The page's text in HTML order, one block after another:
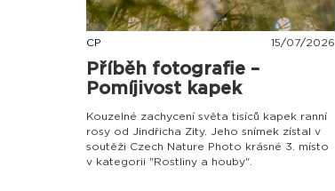
CP 15/07/2026
Příběh fotografie –
Pomíjivost kapek
Kouzelné zachycení světa tisíců kapek ranní
rosy od Jindřicha Zity. Jeho snímek zístal v
soutěži Czech Nature Photo krásné 3. místo
v kategorii "Rostliny a houby".